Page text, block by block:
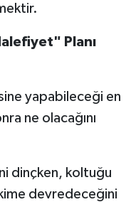
Planı
yapabileceği en
ne olacağını
dinçken, koltuğu
devredeceğini